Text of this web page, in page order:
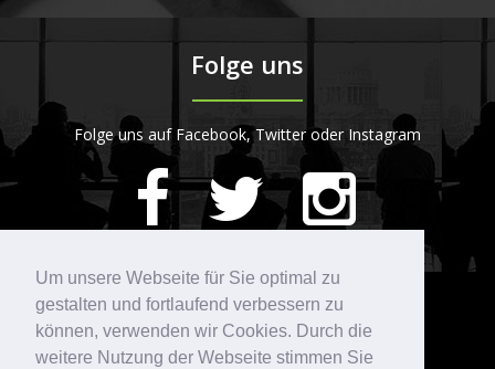
Um unsere Webseite für Sie optimal zu
gestalten und fortlaufend verbessern zu
können, verwenden wir Cookies. Durch die
weitere Nutzung der Webseite stimmen Sie
Folge uns
Folge uns auf Facebook, Twitter oder Instagram
STARTPLATZ
420Bewertungen auf ProvenExpert.com
Kontakt